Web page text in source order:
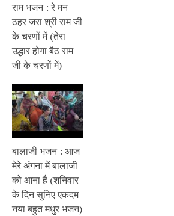
राम भजन : रे मन
ठहर जरा श्री राम जी
के चरणों में (तेरा
उद्धार होगा बैठ राम
जी के चरणों में)
बालाजी भजन : आज
मेरे अंगना में बालाजी
को आना है (शनिवार
के दिन सुनिए एकदम
नया बहुत मधुर भजन)